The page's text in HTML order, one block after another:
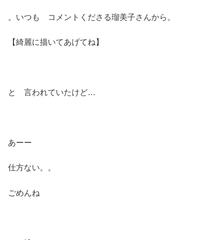
。いつも コメントくださる瑠美子さんから。
【綺麗に描いてあげてね】
と 言われていたけど…
あーー
仕方ない。。
ごめんね